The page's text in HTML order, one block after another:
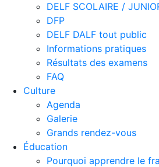
DELF SCOLAIRE /
DFP
DELF DALF tout public
Informations pratiques
Résultats des examens
FAQ
Culture
Agenda
Galerie
Grands rendez-vous
Éducation
Pourquoi apprendre le